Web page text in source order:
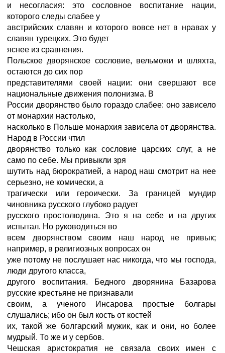
и несогласия: это сословное воспитание нации,
которого следы слабее у
австрийских славян и которого вовсе нет в нравах у
славян турецких. Это будет
яснее из сравнения.
Польское дворянское сословие, вельможи и шляхта,
остаются до сих пор
представителями своей нации: они свершают все
национальные движения полонизма. В
России дворянство было гораздо слабее: оно зависело
от монархии настолько,
насколько в Польше монархия зависела от дворянства.
Народ в России чтил
дворянство только как сословие царских слуг, а не
само по себе. Мы привыкли зря
шутить над бюрократией, а народ наш смотрит на нее
серьезно, не комически, а
трагически или героически. За границей мундир
чиновника русского глубоко радует
русского простолюдина. Это я на себе и на других
испытал. Но руководиться во
всем дворянством своим наш народ не привык;
например, в религиозных вопросах он
уже потому не послушает нас никогда, что мы господа,
люди другого класса,
другого воспитания. Бедного дворянина Базарова
русские крестьяне не признавали
своим, а ученого Инсарова простые болгары
слушались; ибо он был кость от костей
их, такой же болгарский мужик, как и они, но более
мудрый. То же и у сербов.
Чешская аристократия не связала своих имен с